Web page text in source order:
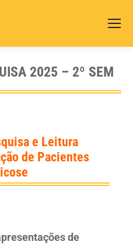
2025 – 2º SEM
e Leitura
de Pacientes
de